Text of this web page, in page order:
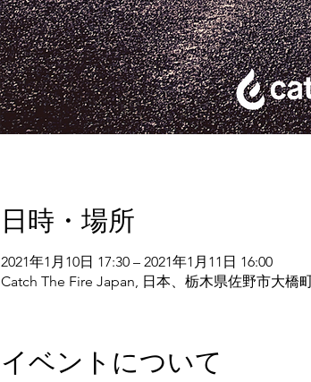
日時・場所
2021年1月10日 17:30 – 2021年1月11日 16:00
Catch The Fire Japan, 日本、栃木県佐野市大橋
イベントについて